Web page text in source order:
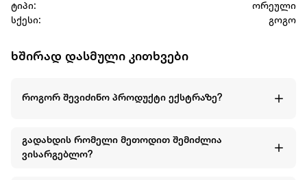
ფერებით და ბრენდული წარწერით.
სეზონი: გაზაფხული-ზაფხული
სქესი: გოგო
ტიპი:
ორეული
სქესი:
გოგო
ხშირად დასმული კითხვები
როგორ შევიძინო პროდუქტი ექსტრაზე?
გადახდის რომელი მეთოდით შემიძლია
ვისარგებლო?